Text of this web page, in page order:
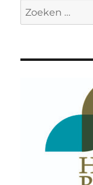
Zoeken
naar: